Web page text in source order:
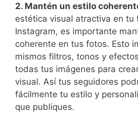
2. Mantén un estilo
estética visual atractiva en tu
Instagram, es importante
coherente en tus⁤ fotos. Esto
mismos filtros, tonos y
todas tus imágenes para
visual. Así tus seguidores
fácilmente tu estilo y
que publiques.